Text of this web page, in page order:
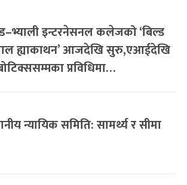
इन्टरनेसनल कलेजको ‘बिल्ड
ह्याकाथन’ आजदेखि सुरु,एआईदेखि
प्रविधिमा…
न्यायिक समिति: सामर्थ्य र सीमा